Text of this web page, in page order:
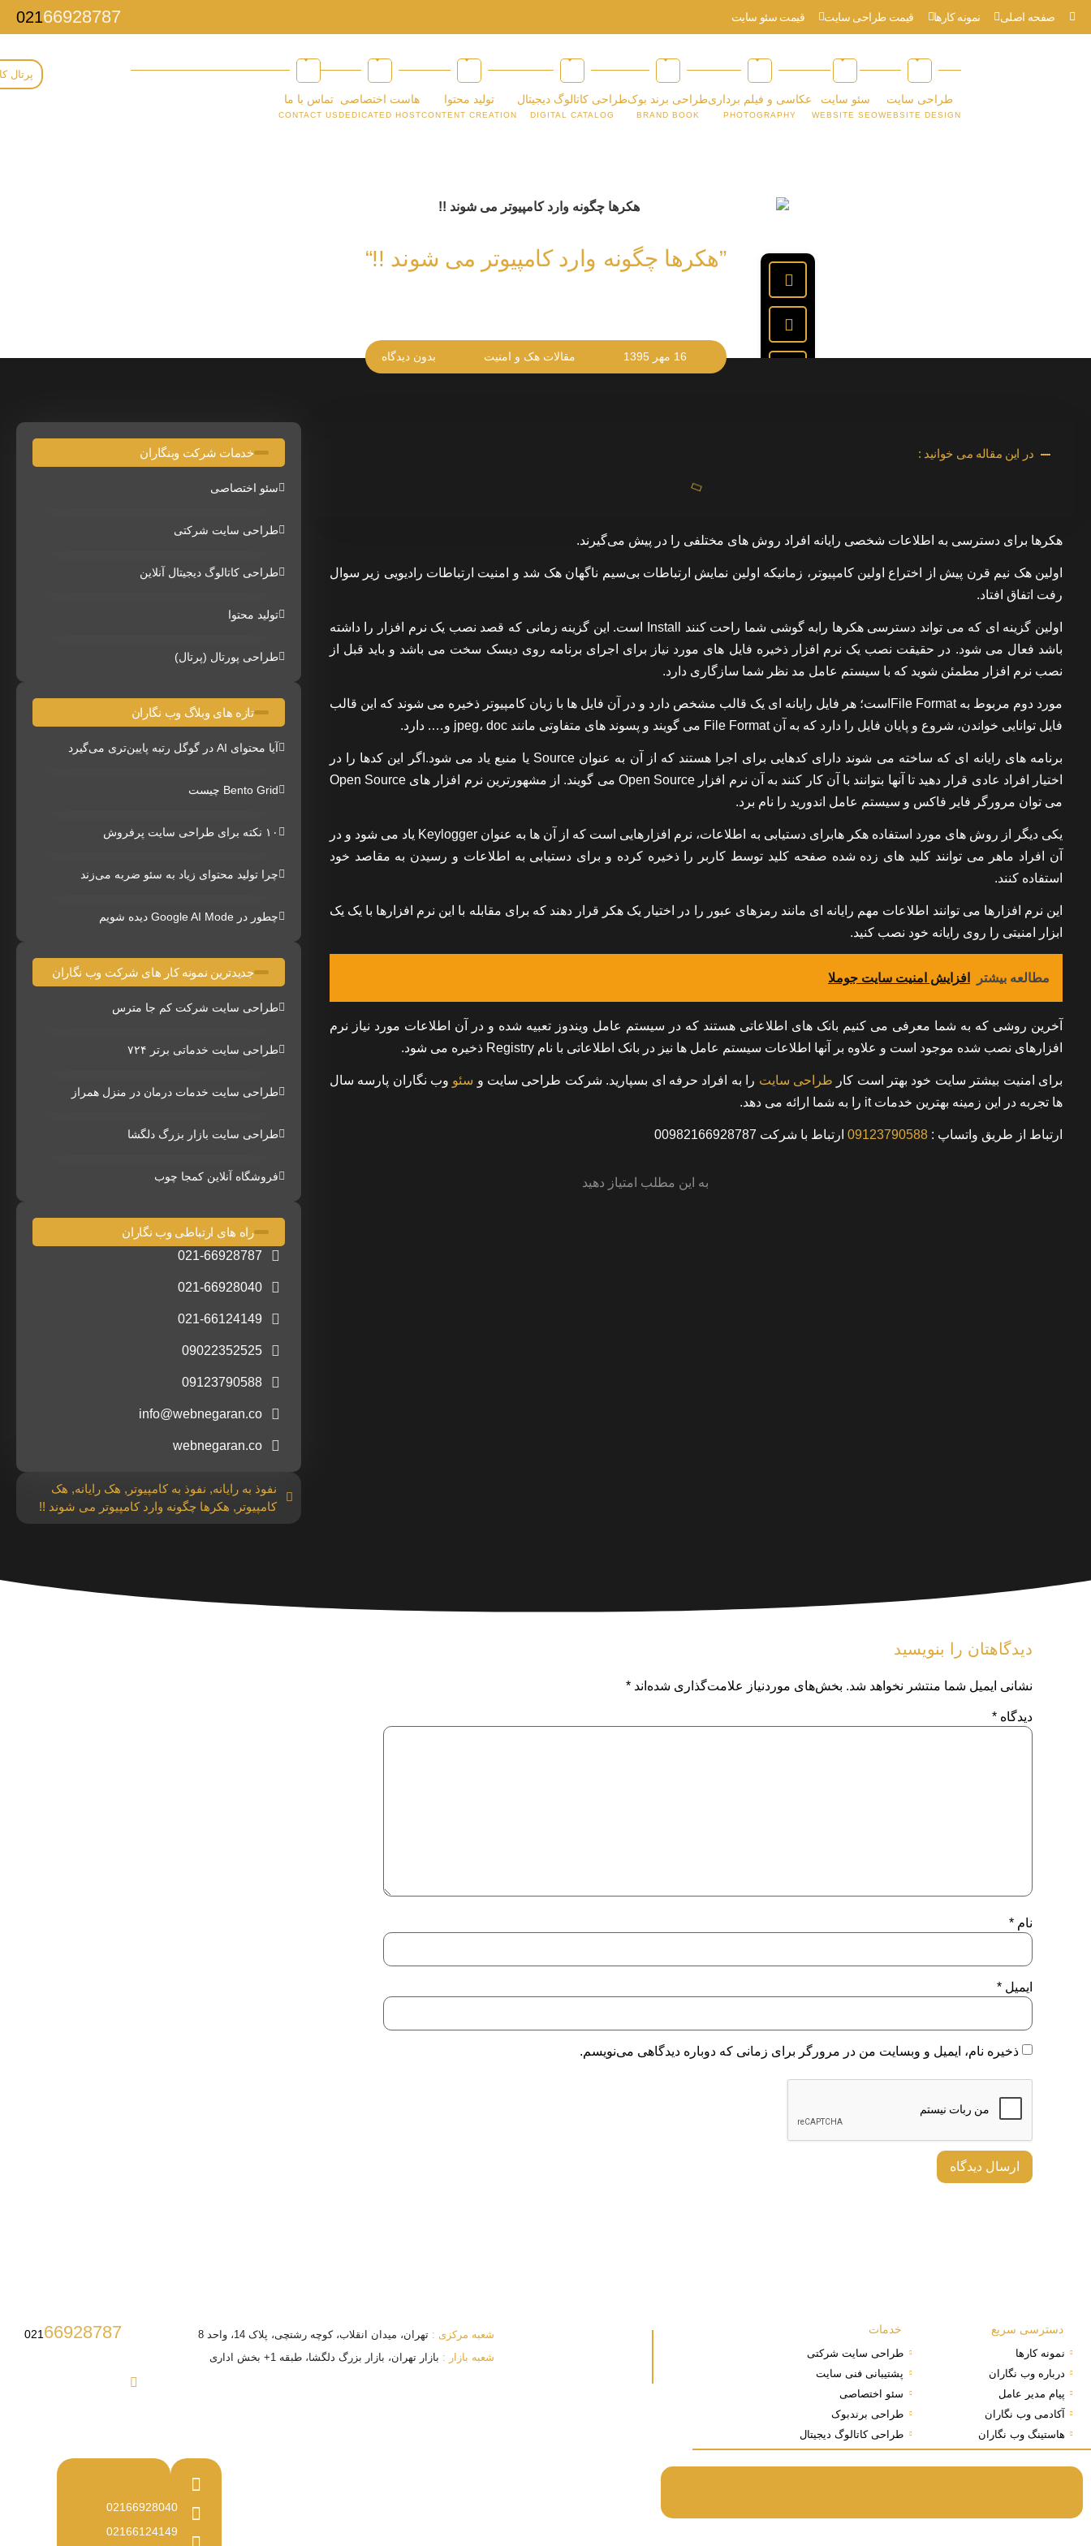
صفحه اصلی نمونه کارها قیمت طراحی سایت قیمت سئو سایت 02166928787
طراحی سایت
WEBSITE DESIGN
سئو سایت
WEBSITE SEO
عکاسی و فیلم برداری
PHOTOGRAPHY
طراحی برند بوک
BRAND BOOK
طراحی کاتالوگ دیجیتال
DIGITAL CATALOG
تولید محتوا
CONTENT CREATION
هاست اختصاصی
DEDICATED HOST
تماس با ما
CONTACT US
پرتال
”هکرها چگونه وارد کامپیوتر می شوند !!“
16 مهر 1395 مقالات هک و امنیت بدون دیدگاه
در این مقاله می خوانید :
هکرها برای دسترسی به اطلاعات شخصی رایانه افراد روش های مختلفی را در پیش می‌گیرند.
اولین هک نیم قرن پیش از اختراع اولین کامپیوتر، زمانیکه اولین نمایش ارتباطات بی‌سیم ناگهان هک شد و امنیت ارتباطات رادیویی زیر سوال
رفت اتفاق افتاد.
اولین گزینه ای که می تواند دسترسی هکرها رابه گوشی شما راحت کنند Install است. این گزینه زمانی که قصد نصب یک نرم افزار را داشته
باشد فعال می شود. در حقیقت نصب یک نرم افزار ذخیره فایل های مورد نیاز برای اجرای برنامه روی دیسک سخت می باشد و باید قبل از
نصب نرم افزار مطمئن شوید که با سیستم عامل مد نظر شما سازگاری دارد.
مورد دوم مربوط به File Formatاست؛ هر فایل رایانه ای یک قالب مشخص دارد و در آن فایل ها با زبان کامپیوتر ذخیره می شوند که این قالب
فایل توانایی خواندن، شروع و پایان فایل را دارد که به آن File Format می گویند و پسوند های متفاوتی مانند jpeg، doc و…. دارد.
برنامه های رایانه ای که ساخته می شوند دارای کدهایی برای اجرا هستند که از آن به عنوان Source یا منبع یاد می شود.اگر این کدها را در
اختیار افراد عادی قرار دهید تا آنها بتوانند با آن کار کنند به آن نرم افزار Open Source می گویند. از مشهورترین نرم افزار های Open Source
می توان مرورگر فایر فاکس و سیستم عامل اندورید را نام برد.
یکی دیگر از روش های مورد استفاده هکر هابرای دستیابی به اطلاعات، نرم افزارهایی است که از آن ها به عنوان Keylogger یاد می شود و در
آن افراد ماهر می توانند کلید های زده شده صفحه کلید توسط کاربر را ذخیره کرده و برای دستیابی به اطلاعات و رسیدن به مقاصد خود
استفاده کنند.
این نرم افزارها می توانند اطلاعات مهم رایانه ای مانند رمزهای عبور را در اختیار یک هکر قرار دهند که برای مقابله با این نرم افزارها با یک یک
ابزار امنیتی را روی رایانه خود نصب کنید.
مطالعه بیشتر افزایش امنیت سایت جوملا
آخرین روشی که به شما معرفی می کنیم بانک های اطلاعاتی هستند که در سیستم عامل ویندوز تعبیه شده و در آن اطلاعات مورد نیاز نرم
افزارهای نصب شده موجود است و علاوه بر آنها اطلاعات سیستم عامل ها نیز در بانک اطلاعاتی با نام Registry ذخیره می شود.
برای امنیت بیشتر سایت خود بهتر است کار طراحی سایت را به افراد حرفه ای بسپارید. شرکت طراحی سایت و سئو وب نگاران پارسه سال
ها تجربه در این زمینه بهترین خدمات it را به شما ارائه می دهد.
ارتباط از طریق واتساپ :
09123790588 ارتباط با شرکت 00982166928787
به این مطلب امتیاز دهید
خدمات شرکت وبنگاران
سئو اختصاصی
طراحی سایت شرکتی
طراحی کاتالوگ دیجیتال آنلاین
تولید محتوا
طراحی پورتال (پرتال)
تازه های وبلاگ وب نگاران
آیا محتوای AI در گوگل رتبه پایین‌تری می‌گیرد
Bento Grid چیست
۱۰ نکته برای طراحی سایت پرفروش
چرا تولید محتوای زیاد به سئو ضربه می‌زند
چطور در Google AI Mode دیده شویم
جدیدترین نمونه کار های شرکت وب نگاران
طراحی سایت شرکت کم جا مترس
طراحی سایت خدماتی برتر ۷۲۴
طراحی سایت خدمات درمان در منزل همراز
طراحی سایت بازار بزرگ دلگشا
فروشگاه آنلاین کمجا چوب
راه های ارتباطی وب نگاران
021-66928787
021-66928040
021-66124149
09022352525
09123790588
info@webnegaran.co
webnegaran.co
نفوذ به رایانه, نفوذ به کامپیوتر , هک رایانه, هک
کامپیوتر , هکرها چگونه وارد کامپیوتر می شوند !!
دیدگاهتان را بنویسید
نشانی ایمیل شما منتشر نخواهد شد. بخش‌های موردنیاز علامت‌گذاری شده‌اند *
دیدگاه *
نام *
ایمیل *
ذخیره نام، ایمیل و وبسایت من در مرورگر برای زمانی که دوباره دیدگاهی می‌نویسم.
دسترسی سریع
نمونه کارها
درباره وب نگاران
پیام مدیر عامل
آکادمی وب نگاران
هاستینگ وب نگاران
خدمات
طراحی سایت شرکتی
پشتیبانی فنی سایت
سئو اختصاصی
طراحی برندبوک
طراحی کاتالوگ دیجیتال
شعبه مرکزی : تهران، میدان انقلاب، کوچه رشتچی، پلاک 14، واحد 8
شعبه بازار : بازار تهران، بازار بزرگ دلگشا، طبقه 1+ بخش اداری
021 66928787
02166928040
02166124149